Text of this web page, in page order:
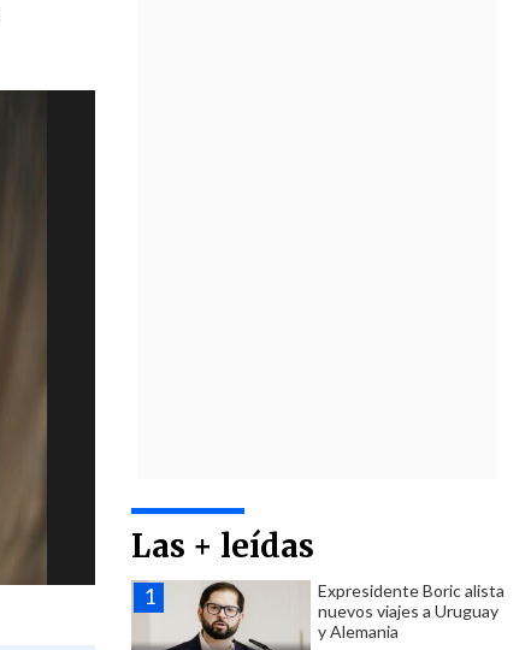
Las + leídas
Expresidente Boric alista
nuevos viajes a Uruguay
y Alemania